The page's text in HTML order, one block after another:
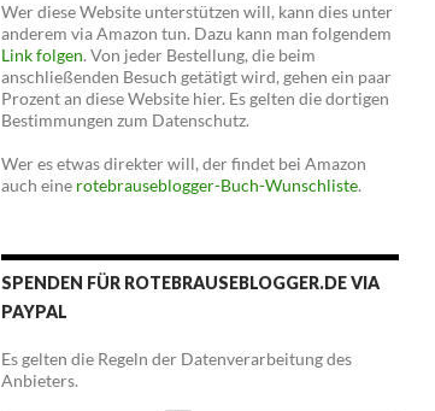
Wer diese Website unterstützen will, kann dies unter
anderem via Amazon tun. Dazu kann man folgendem
Link folgen. Von jeder Bestellung, die beim
anschließenden Besuch getätigt wird, gehen ein paar
Prozent an diese Website hier. Es gelten die dortigen
Bestimmungen zum Datenschutz.
Wer es etwas direkter will, der findet bei Amazon
auch eine rotebrauseblogger-Buch-Wunschliste.
SPENDEN FÜR ROTEBRAUSEBLOGGER.DE VIA
PAYPAL
Es gelten die Regeln der Datenverarbeitung des
Anbieters.